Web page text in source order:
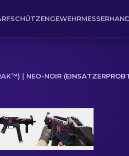
MESSER
| NEO-NOIR
(Einsatzerprobt)